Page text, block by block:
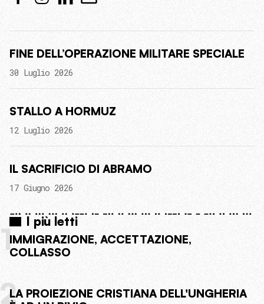
FINE DELL’OPERAZIONE MILITARE SPECIALE
30 Luglio 2026
STALLO A HORMUZ
12 Luglio 2026
IL SACRIFICIO DI ABRAMO
17 Giugno 2026
I più letti
1IMMIGRAZIONE, ACCETTAZIONE,
COLLASSO
2LA PROIEZIONE CRISTIANA DELL'UNGHERIA